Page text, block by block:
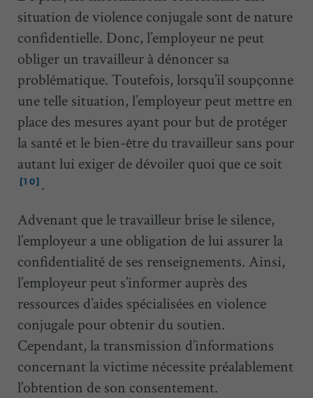
situation de violence conjugale sont de nature
confidentielle. Donc, l’employeur ne peut
obliger un travailleur à dénoncer sa
problématique. Toutefois, lorsqu’il soupçonne
une telle situation, l’employeur peut mettre en
place des mesures ayant pour but de protéger
la santé et le bien-être du travailleur sans pour
autant lui exiger de dévoiler quoi que ce soit
[10] .
Advenant que le travailleur brise le silence,
l’employeur a une obligation de lui assurer la
confidentialité de ses renseignements. Ainsi,
l’employeur peut s’informer auprès des
ressources d’aides spécialisées en violence
conjugale pour obtenir du soutien.
Cependant, la transmission d’informations
concernant la victime nécessite préalablement
l’obtention de son consentement.